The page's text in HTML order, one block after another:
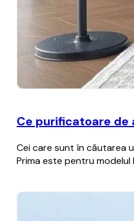
Ce purificatoare de
Cei care sunt în căutarea
Prima este pentru modelul